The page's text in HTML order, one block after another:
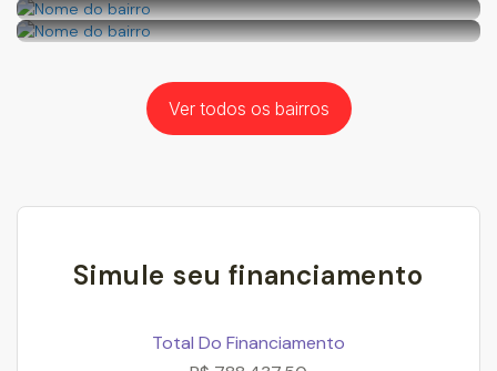
Nome do bairro
Nome do bairro
Ver todos os bairros
Simule seu financiamento
Total Do Financiamento